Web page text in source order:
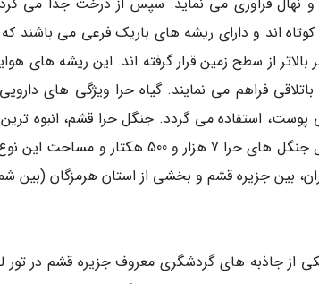
اند و دارای ریشه های باریک فرعی می
متر بالاتر از سطح زمین قرار گرفته اند. این
باتلاقی فراهم می نمایند. گیاه حرا ویژگی های
بین جزیره قشم و بخشی از استان هرمزگان (بین